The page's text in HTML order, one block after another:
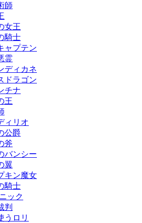
師
女王
騎士
ャプテン
霊
ディカネ
ドラゴン
チナ
王
ィリオ
公爵
斧
バンシー
翼
キン魔女
騎士
ック
判
うロリ